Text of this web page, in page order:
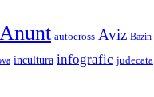
Anunt autocross Aviz Bazin
incultura infografic judecata